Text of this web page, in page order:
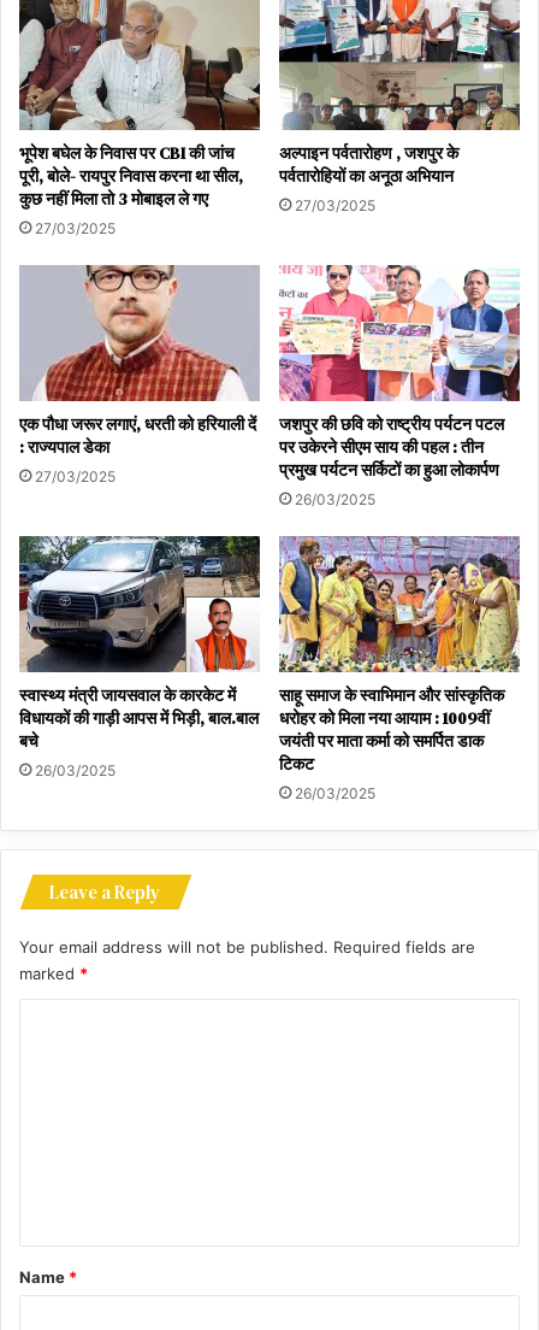
भूपेश बघेल के निवास पर CBI की जांच
पूरी, बोले- रायपुर निवास करना था सील,
कुछ नहीं मिला तो 3 मोबाइल ले गए
27/03/2025
अल्पाइन पर्वतारोहण , जशपुर के
पर्वतारोहियों का अनूठा अभियान
27/03/2025
एक पौधा जरूर लगाएं, धरती को हरियाली दें
: राज्यपाल डेका
27/03/2025
जशपुर की छवि को राष्ट्रीय पर्यटन पटल
पर उकेरने सीएम साय की पहल : तीन
प्रमुख पर्यटन सर्किटों का हुआ लोकार्पण
26/03/2025
स्वास्थ्य मंत्री जायसवाल के कारकेट में
विधायकों की गाड़ी आपस में भिड़ी, बाल.बाल
बचे
26/03/2025
साहू समाज के स्वाभिमान और सांस्कृतिक
धरोहर को मिला नया आयाम : 1009वीं
जयंती पर माता कर्मा को समर्पित डाक
टिकट
26/03/2025
Leave a Reply
Your email address will not be published. Required fields are
marked *
*
Name *